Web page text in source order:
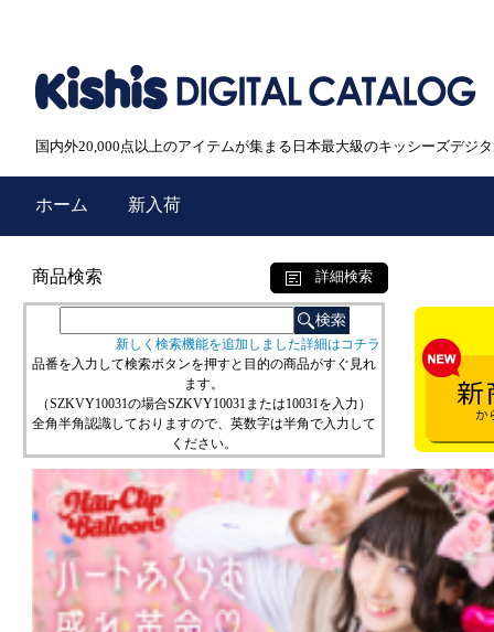
国内外20,000点以上のアイテムが集まる日本最大級のキッシーズデジ
ホーム 新入荷
商品検索 詳細検索
新しく検索機能を追加しました詳細はコチラ
品番を入力して検索ボタンを押すと目的の商品がすぐ見れ
ます。
（SZKVY10031の場合SZKVY10031または10031を入力）
全角半角認識しておりますので、英数字は半角で入力して
ください。